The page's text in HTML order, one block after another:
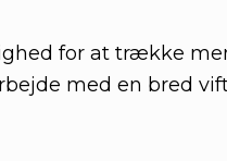
for at trække
med en bred